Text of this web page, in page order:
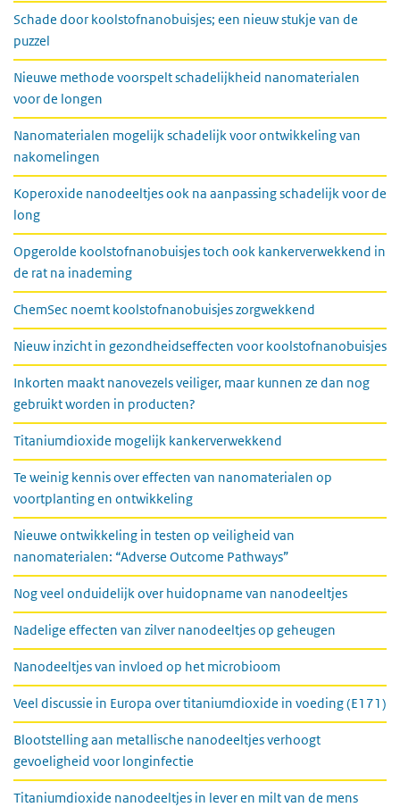
Schade door koolstofnanobuisjes; een nieuw stukje van de
puzzel
Nieuwe methode voorspelt schadelijkheid nanomaterialen
voor de longen
Nanomaterialen mogelijk schadelijk voor ontwikkeling van
nakomelingen
Koperoxide nanodeeltjes ook na aanpassing schadelijk voor de
long
Opgerolde koolstofnanobuisjes toch ook kankerverwekkend in
de rat na inademing
ChemSec noemt koolstofnanobuisjes zorgwekkend
Nieuw inzicht in gezondheidseffecten voor koolstofnanobuisjes
Inkorten maakt nanovezels veiliger, maar kunnen ze dan nog
gebruikt worden in producten?
Titaniumdioxide mogelijk kankerverwekkend
Te weinig kennis over effecten van nanomaterialen op
voortplanting en ontwikkeling
Nieuwe ontwikkeling in testen op veiligheid van
nanomaterialen: “Adverse Outcome Pathways”
Nog veel onduidelijk over huidopname van nanodeeltjes
Nadelige effecten van zilver nanodeeltjes op geheugen
Nanodeeltjes van invloed op het microbioom
Veel discussie in Europa over titaniumdioxide in voeding (E171)
Blootstelling aan metallische nanodeeltjes verhoogt
gevoeligheid voor longinfectie
Titaniumdioxide nanodeeltjes in lever en milt van de mens